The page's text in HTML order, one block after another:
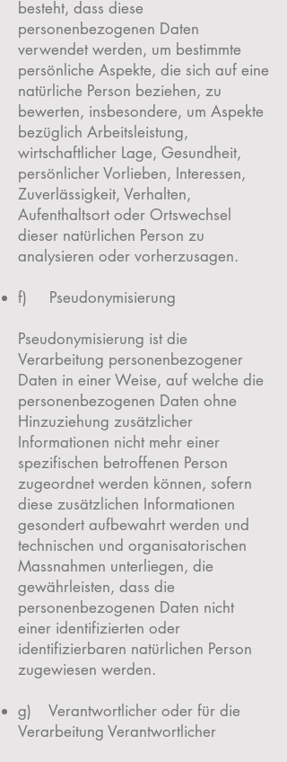
besteht, dass diese
personenbezogenen Daten
verwendet werden, um bestimmte
persönliche Aspekte, die sich auf eine
natürliche Person beziehen, zu
bewerten, insbesondere, um Aspekte
bezüglich Arbeitsleistung,
wirtschaftlicher Lage, Gesundheit,
persönlicher Vorlieben, Interessen,
Zuverlässigkeit, Verhalten,
Aufenthaltsort oder Ortswechsel
dieser natürlichen Person zu
analysieren oder vorherzusagen.
f) Pseudonymisierung
Pseudonymisierung ist die
Verarbeitung personenbezogener
Daten in einer Weise, auf welche die
personenbezogenen Daten ohne
Hinzuziehung zusätzlicher
Informationen nicht mehr einer
spezifischen betroffenen Person
zugeordnet werden können, sofern
diese zusätzlichen Informationen
gesondert aufbewahrt werden und
technischen und organisatorischen
Massnahmen unterliegen, die
gewährleisten, dass die
personenbezogenen Daten nicht
einer identifizierten oder
identifizierbaren natürlichen Person
zugewiesen werden.
g) Verantwortlicher oder für die
Verarbeitung Verantwortlicher